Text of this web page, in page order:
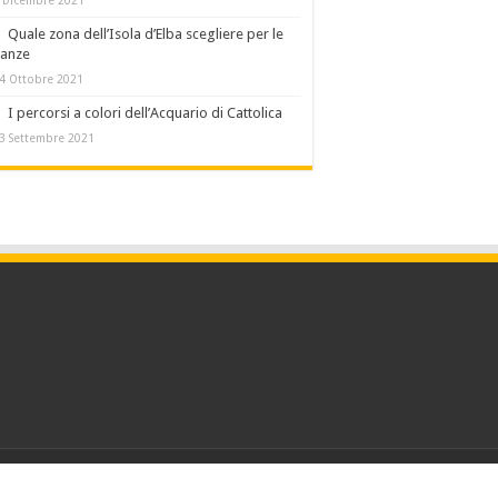
Quale zona dell’Isola d’Elba scegliere per le
Ottobre 2021
I percorsi a colori dell’Acquario di Cattolica
Settembre 2021